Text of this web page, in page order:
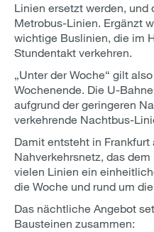
Linien ersetzt werden,
Metrobus-Linien. Ergänzt
wichtige Buslinien, die im
Stundentakt verkehren.
„Unter der Woche“ gilt
Wochenende. Die U-
aufgrund der geringeren
verkehrende Nachtbus-
Damit entsteht in Frankfurt
Nahverkehrsnetz, das
vielen Linien ein
die Woche und rund um
Das nächtliche Angebot
Bausteinen zusammen: